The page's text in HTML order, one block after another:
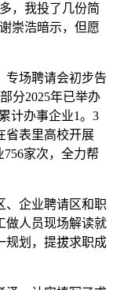
，我投了几份简
崇浩暗示，但愿
场聘请会初步告
分2025年已举办
计办事企业1。3
省表里高校开展
家次，全力帮
企业聘请区和职
做人员现场解读就
规划，提拔求职成